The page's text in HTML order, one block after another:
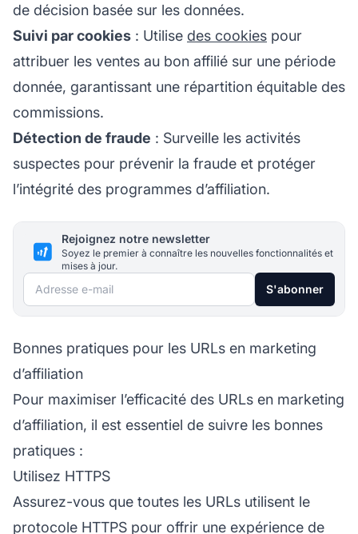
de décision basée sur les données.
Suivi par cookies : Utilise des cookies pour
attribuer les ventes au bon affilié sur une période
donnée, garantissant une répartition équitable des
commissions.
Détection de fraude : Surveille les activités
suspectes pour prévenir la fraude et protéger
l’intégrité des programmes d’affiliation.
Rejoignez notre newsletter
Soyez le premier à connaître les nouvelles fonctionnalités et
mises à jour.
Adresse e-mail S'abonner
Bonnes pratiques pour les URLs en marketing
d’affiliation
Pour maximiser l’efficacité des URLs en marketing
d’affiliation, il est essentiel de suivre les bonnes
pratiques :
Utilisez HTTPS
Assurez-vous que toutes les URLs utilisent le
protocole HTTPS pour offrir une expérience de